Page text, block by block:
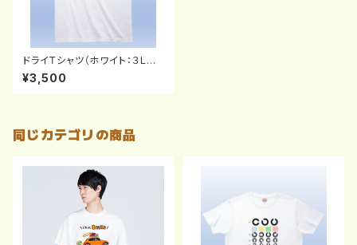
ドライＴシャツ（ホワイト：３Ｌ～
５Ｌ）
¥3,500
同じカテゴリの商品